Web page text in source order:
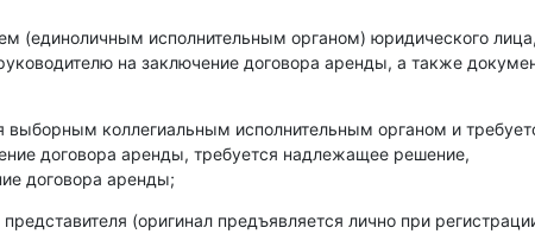
(единоличным исполнительным органом) юридического лица,
на заключение договора аренды, а также
выборным коллегиальным исполнительным органом и
договора аренды, требуется надлежащее решение,
договора аренды;
(оригинал предъявляется лично при